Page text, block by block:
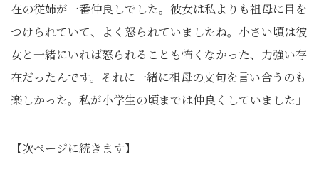
在の従姉が一番仲良しでした。彼女は私よりも祖母に目を
つけられていて、よく怒られていましたね。小さい頃は彼
女と一緒にいれば怒られることも怖くなかった、力強い存
在だったんです。それに一緒に祖母の文句を言い合うのも
楽しかった。私が小学生の頃までは仲良くしていました」
【次ページに続きます】